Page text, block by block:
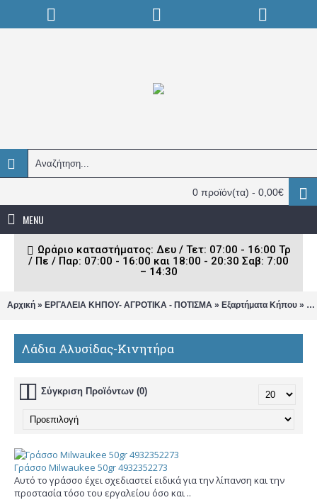
0 προϊόν(τα) - 0,00€
MENU
Ωράριο καταστήματος: Δευ / Τετ: 07:00 - 16:00 Τρ
/ Πε / Παρ: 07:00 - 16:00 και 18:00 - 20:30 Σαβ: 7:00
– 14:30
Αρχική » ΕΡΓΑΛΕΙΑ ΚΗΠΟΥ- ΑΓΡΟΤΙΚΑ - ΠΟΤΙΣΜΑ » Εξαρτήματα Κήπου »
Λάδια Αλυσίδας-Κινητήρα
Σύγκριση Προϊόντων (0)
Γράσσο Milwaukee 50gr 4932352273
Αυτό το γράσσο έχει σχεδιαστεί ειδικά για την λίπανση και την
προστασία τόσο του εργαλείου όσο και ..